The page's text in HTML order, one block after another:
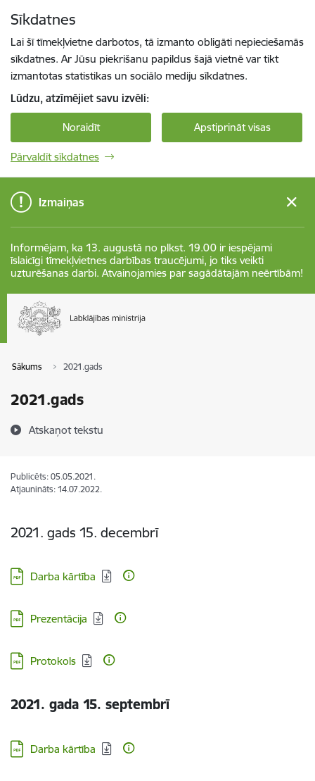
Sīkdatnes
Lai šī tīmekļvietne darbotos, tā izmanto obligāti nepieciešamās
sīkdatnes. Ar Jūsu piekrišanu papildus šajā vietnē var tikt
izmantotas statistikas un sociālo mediju sīkdatnes.
Lūdzu, atzīmējiet savu izvēli:
Noraidīt Apstiprināt visas
Pārvaldīt sīkdatnes
Izmaiņas
Informējam, ka 13. augustā no plkst. 19.00 ir iespējami
īslaicīgi tīmekļvietnes darbības traucējumi, jo tiks veikti
uzturēšanas darbi. Atvainojamies par sagādātajām neērtībām!
Sākums 2021.gads
2021.gads
Atskaņot tekstu
Publicēts: 05.05.2021.
Atjaunināts: 14.07.2022.
2021. gads 15. decembrī
Lejupielādēt:
Darba kārtība
Lejupielādēt:
Prezentācija
Lejupielādēt:
Protokols
2021. gada 15. septembrī
Lejupielādēt:
Darba kārtība